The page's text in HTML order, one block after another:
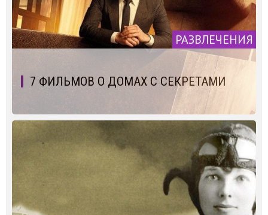
РАЗВЛЕЧЕНИЯ
7 ФИЛЬМОВ О ДОМАХ С СЕКРЕТАМИ